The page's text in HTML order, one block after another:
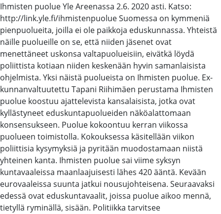
Ihmisten puolue Yle Areenassa 2.6. 2020 asti. Katso:
http://link.yle.fi/ihmistenpuolue Suomessa on kymmeniä
pienpuolueita, joilla ei ole paikkoja eduskunnassa. Yhteistä
näille puolueille on se, että niiden jäsenet ovat
menettäneet uskonsa valtapuolueisiin, eivätkä löydä
poliittista kotiaan niiden keskenään hyvin samanlaisista
ohjelmista. Yksi näistä puolueista on Ihmisten puolue. Ex-
kunnanvaltuutettu Tapani Riihimäen perustama Ihmisten
puolue koostuu ajattelevista kansalaisista, jotka ovat
kyllästyneet eduskuntapuolueiden näköalattomaan
konsensukseen. Puolue kokoontuu kerran viikossa
puolueen toimistolla. Kokouksessa käsitellään viikon
poliittisia kysymyksiä ja pyritään muodostamaan niistä
yhteinen kanta. Ihmisten puolue sai viime syksyn
kuntavaaleissa maanlaajuisesti lähes 420 ääntä. Kevään
eurovaaleissa suunta jatkui nousujohteisena. Seuraavaksi
edessä ovat eduskuntavaalit, joissa puolue aikoo mennä,
tietyllä ryminällä, sisään. Politiikka tarvitsee